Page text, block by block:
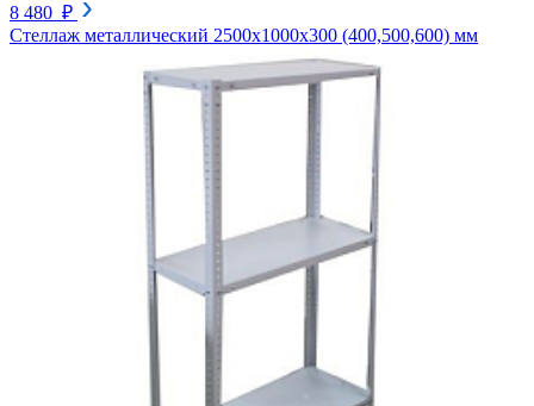
8 480 ₽
Стеллаж металлический 2500х1000х300 (400,500,600) мм